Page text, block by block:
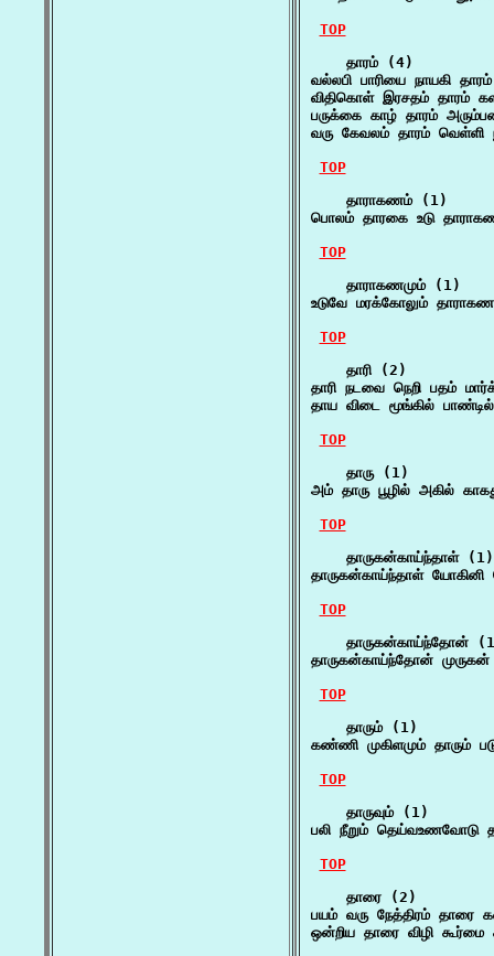
TOP
    தாரம் (4)
வல்லபி பாரியை நாயகி
விதிகொள் இரசதம் தாரம்
பருக்கை காழ் தாரம்
வரு கேவலம் தாரம்
TOP
    தாராகணம் (1)
பொலம் தாரகை உடு
TOP
    தாராகணமும் (1)
உடுவே மரக்கோலும்
TOP
    தாரி (2)
தாரி நடவை நெறி பதம்
தாய விடை மூங்கில்
TOP
    தாரு (1)
அம் தாரு பூழில் அகில்
TOP
    தாருகன்காய்ந்தாள் (1)
தாருகன்காய்ந்தாள்
TOP
தாருகன்காய்ந்தோன்
தாருகன்காய்ந்தோன்
TOP
    தாரும் (1)
கண்ணி முகிளமும் தாரும்
TOP
    தாருவும் (1)
பலி நீறும் தெய்வஉணவோடு
TOP
    தாரை (2)
பயம் வரு நேத்திரம்
ஒன்றிய தாரை விழி